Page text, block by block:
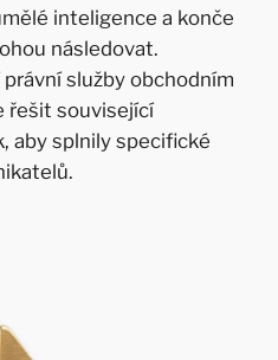
inteligence a konče
následovat.
služby obchodním
řešit související
aby splnily specifické